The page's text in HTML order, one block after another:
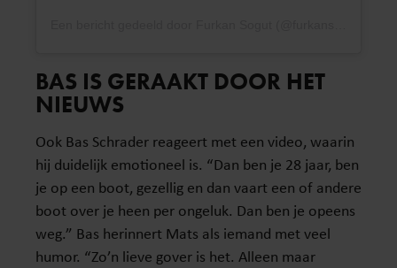
BAS IS GERAAKT DOOR HET
NIEUWS
Ook Bas Schrader reageert met een video, waarin
hij duidelijk emotioneel is. “Dan ben je 28 jaar, ben
je op een boot, gezellig en dan vaart een of andere
boot over je heen per ongeluk. Dan ben je opeens
weg.” Bas herinnert Mats als iemand met veel
humor. “Zo’n lieve gover is het. Alleen maar